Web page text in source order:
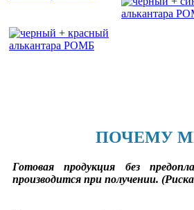
ПОЧЕМУ
Готовая продукция без
производится при получении.